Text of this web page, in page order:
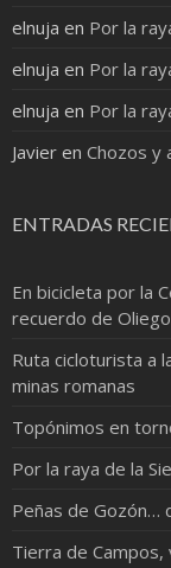
elnuja en Por la
elnuja en Por la
elnuja en Por la
Javier en Chozos y
ENTRADAS
En bicicleta por la
recuerdo de
Ruta cicloturista a
minas romanas
Topónimos en
Por la raya de la
Peñas de Gozón…
Tierra de